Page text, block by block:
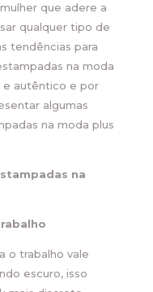
que adere a
qualquer tipo de
tendências para
na moda
e autêntico e por
algumas
na moda plus
na
o trabalho vale
escuro, isso